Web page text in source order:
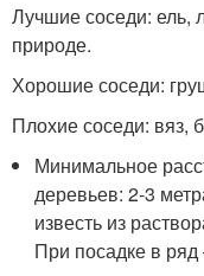
Лучшие соседи: ель,
природе.
Хорошие соседи:
Плохие соседи: вяз,
Минимальное
деревьев: 2-3
известь из
При посадке в